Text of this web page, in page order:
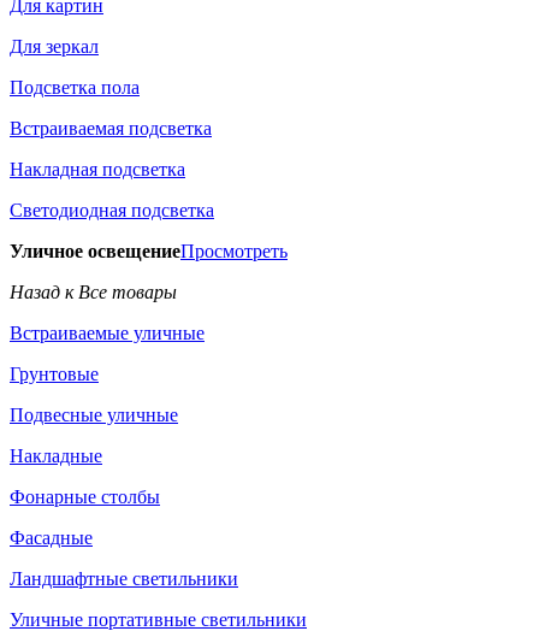
Для картин
Для зеркал
Подсветка пола
Встраиваемая подсветка
Накладная подсветка
Светодиодная подсветка
Уличное освещениеПросмотреть
Назад к Все товары
Встраиваемые уличные
Грунтовые
Подвесные уличные
Накладные
Фонарные столбы
Фасадные
Ландшафтные светильники
Уличные портативные светильники